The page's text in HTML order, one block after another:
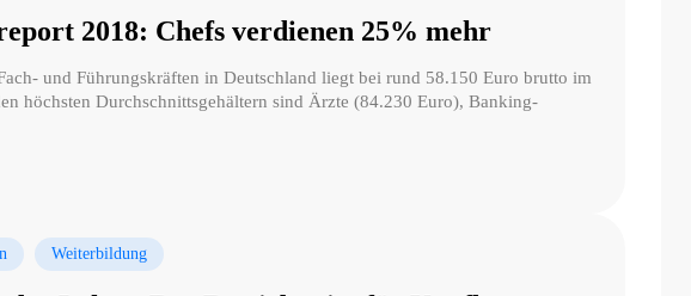
2018: Chefs verdienen 25% mehr
und Führungskräften in Deutschland liegt bei rund 58.150 Euro brutto im
höchsten Durchschnittsgehältern sind Ärzte (84.230 Euro), Banking-
Weiterbildung